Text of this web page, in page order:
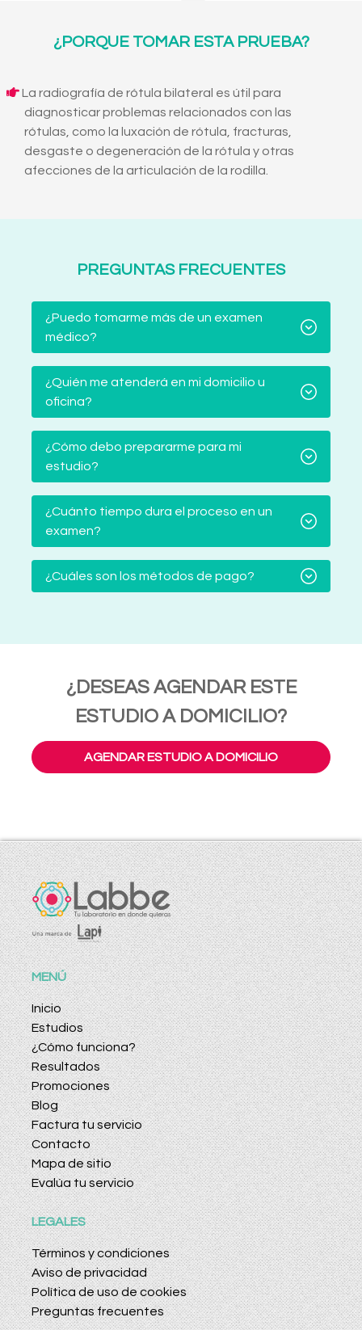
¿PORQUE TOMAR ESTA PRUEBA?
La radiografía de rótula bilateral es útil para
diagnosticar problemas relacionados con las
rótulas, como la luxación de rótula, fracturas,
desgaste o degeneración de la rótula y otras
afecciones de la articulación de la rodilla.
PREGUNTAS FRECUENTES
¿Puedo tomarme más de un examen
médico?
¿Quién me atenderá en mi domicilio u
oficina?
¿Cómo debo prepararme para mi
estudio?
¿Cuánto tiempo dura el proceso en un
examen?
¿Cuáles son los métodos de pago?
¿DESEAS AGENDAR ESTE
ESTUDIO A DOMICILIO?
AGENDAR ESTUDIO A DOMICILIO
MENÚ
Inicio
Estudios
¿Cómo funciona?
Resultados
Promociones
Blog
Factura tu servicio
Contacto
Mapa de sitio
Evalúa tu servicio
LEGALES
Términos y condiciones
Aviso de privacidad
Política de uso de cookies
Preguntas frecuentes